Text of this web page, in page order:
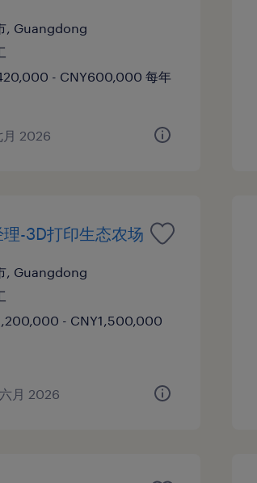
, Guangdong
- CNY600,000 每年
月 2026
-3D打印生态农场
, Guangdong
- CNY1,500,000
月 2026